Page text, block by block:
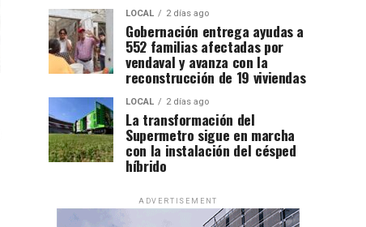
LOCAL 2 días ago
Gobernación entrega ayudas a
552 familias afectadas por
vendaval y avanza con la
reconstrucción de 19 viviendas
LOCAL 2 días ago
La transformación del
Supermetro sigue en marcha
con la instalación del césped
híbrido
ADVERTISEMENT